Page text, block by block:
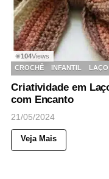
◉104Views
CROCHÊ
INFANTIL LAÇO
Criatividade em
com Encanto
21/05/2024
Veja Mais